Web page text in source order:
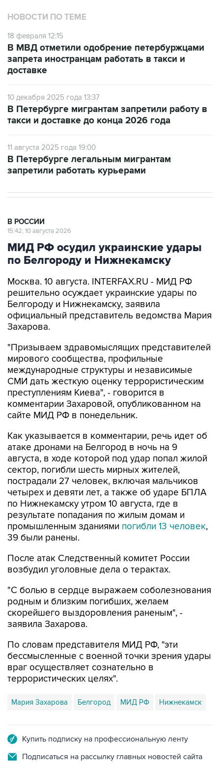
НОВОСТИ ПО ТЕМЕ
18 февраля 12:15
В МВД отметили одобрение петербуржцами
запрета иностранцам работать в такси и
доставке
10 декабря 2025 года 13:37
В Петербурге мигрантам запретили работу в
такси и доставке до конца 2026 года
11 августа 2025 года 19:00
В Петербурге легальным мигрантам
запретили работать курьерами
В РОССИИ
15:42, 10 августа 2026
МИД РФ осудил украинские удары
по Белгороду и Нижнекамску
Москва. 10 августа. INTERFAX.RU - МИД РФ
решительно осуждает украинские удары по
Белгороду и Нижнекамску, заявила
официальный представитель ведомства Мария
Захарова.
"Призываем здравомыслящих представителей
мирового сообщества, профильные
международные структуры и независимые
СМИ дать жесткую оценку террористическим
преступлениям Киева", - говорится в
комментарии Захаровой, опубликованном на
сайте МИД РФ в понедельник.
Как указывается в комментарии, речь идет об
атаке дронами на Белгород в ночь на 9
августа, в ходе которой под удар попал жилой
сектор, погибли шесть мирных жителей,
пострадали 27 человек, включая мальчиков
четырех и девяти лет, а также об ударе БПЛА
по Нижнекамску утром 10 августа, где в
результате попадания по жилым домам и
промышленным зданиями погибли 13 человек,
39 были ранены.
После атак Следственный комитет России
возбудил уголовные дела о терактах.
"С болью в сердце выражаем соболезнования
родным и близким погибших, желаем
скорейшего выздоровления раненым", -
заявила Захарова.
По словам представителя МИД РФ, "эти
бессмысленные с военной точки зрения удары
враг осуществляет сознательно в
террористических целях".
Мария Захарова Белгород МИД РФ Нижнекамск
Купить подписку на профессиональную ленту
Подписаться на рассылку главных новостей сайта